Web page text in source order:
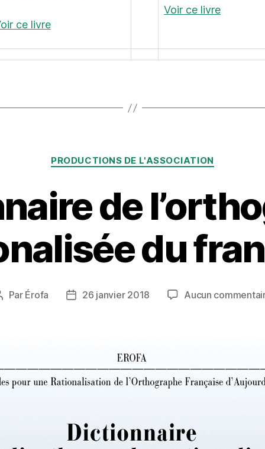
ce livre
Voir ce livre
Catégories
PRODUCTIONS DE L'ASSOCIATION
de
du
Par Érofa
Date26 janvier 2018 Aucun